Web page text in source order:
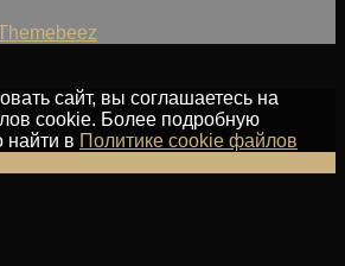
сайт, вы соглашаетесь на
cookie. Более подробную
в Политике cookie файлов